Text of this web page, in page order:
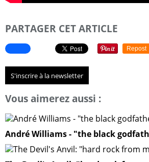
PARTAGER CET ARTICLE
Repost
S'inscrire à la newsletter
Vous aimerez aussi :
André Williams - "the black